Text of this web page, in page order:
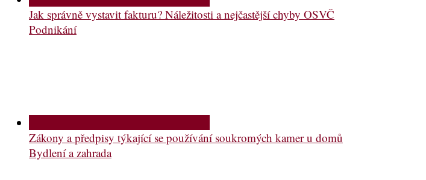
Jak správně vystavit fakturu? Náležitosti a nejčastější chyby OSVČ
Podnikání
Zákony a předpisy týkající se používání soukromých kamer u domů
Bydlení a zahrada